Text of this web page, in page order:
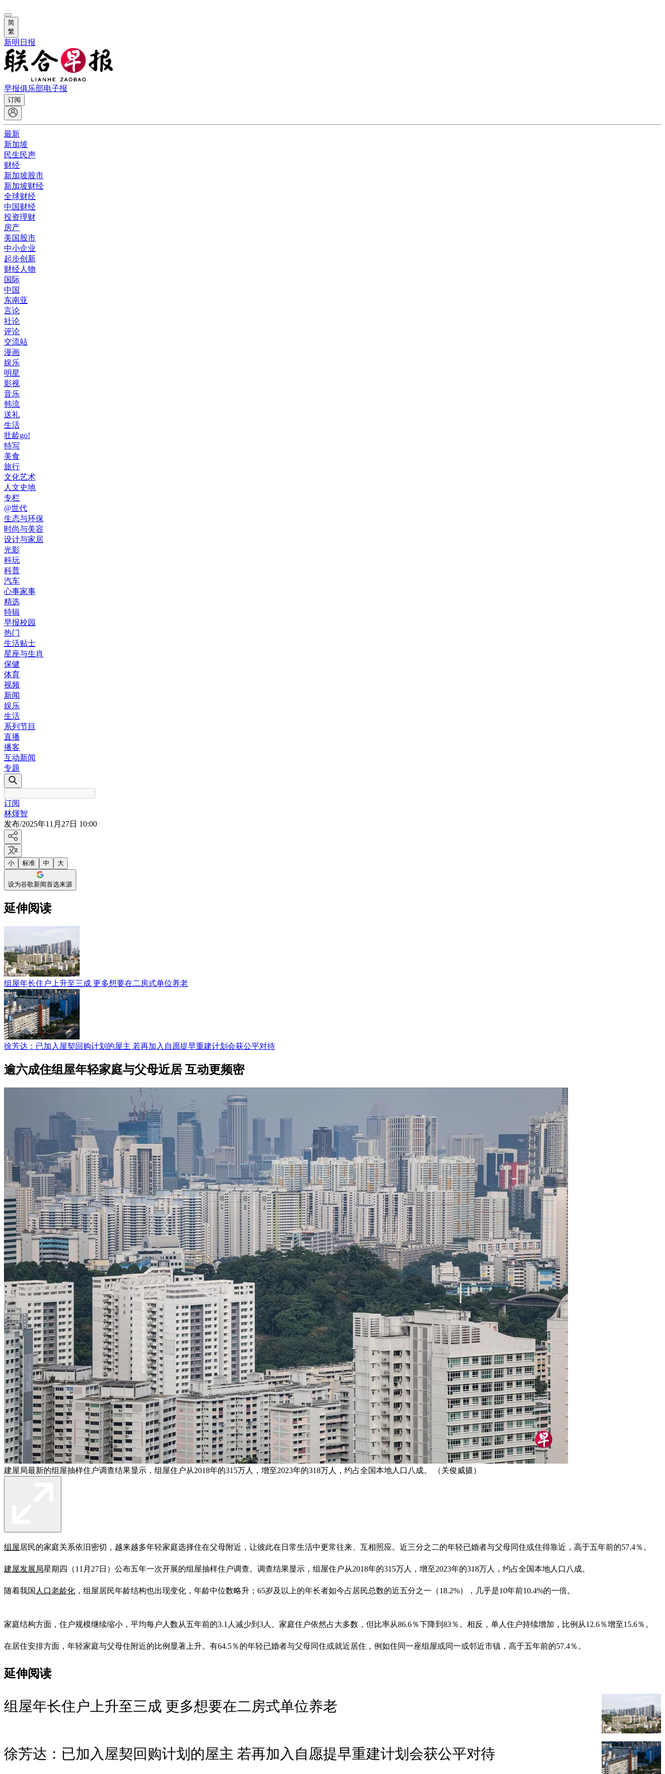
简
繁
新明日报
早报俱乐部电子报
订阅
最新
新加坡
民生民声
财经
新加坡股市
新加坡财经
全球财经
中国财经
投资理财
房产
美国股市
中小企业
起步创新
财经人物
国际
中国
东南亚
言论
社论
评论
交流站
漫画
娱乐
明星
影视
音乐
韩流
送礼
生活
壮龄go!
特写
美食
旅行
文化艺术
人文史地
专栏
@世代
生态与环保
时尚与美容
设计与家居
光影
科玩
科普
汽车
心事家事
精选
特辑
早报校园
热门
生活贴士
星座与生肖
保健
体育
视频
新闻
娱乐
生活
系列节目
直播
播客
互动新闻
专题
订阅
林煇智
发布/2025年11月27日 10:00
小 标准 中 大
设为谷歌新闻首选来源
延伸阅读
组屋年长住户上升至三成 更多想要在二房式单位养老
徐芳达：已加入屋契回购计划的屋主 若再加入自愿提早重建计划会获公平对待
逾六成住组屋年轻家庭与父母近居 互动更频密
建屋局最新的组屋抽样住户调查结果显示，组屋住户从2018年的315万人，增至2023年的318万人，约占全国本地人口八成。 （关俊威摄）
组屋居民的家庭关系依旧密切，越来越多年轻家庭选择住在父母附近，让彼此在日常生活中更常往来、互相照应。近三分之二的年轻已婚者与父母同住或住得靠近，高于五年前的57.4％。
建屋发展局星期四（11月27日）公布五年一次开展的组屋抽样住户调查。调查结果显示，组屋住户从2018年的315万人，增至2023年的318万人，约占全国本地人口八成。
随着我国 人口老龄化 ，组屋居民年龄结构也出现变化，年龄中位数略升；65岁及以上的年长者如今占居民总数的近五分之一（18.2%），几乎是10年前10.4%的一倍。
家庭结构方面，住户规模继续缩小，平均每户人数从五年前的3.1人减少到3人。家庭住户依然占大多数，但比率从86.6％下降到83％。相反，单人住户持续增加，比例从12.6％增至15.6％。
在居住安排方面，年轻家庭与父母住附近的比例显著上升。有64.5％的年轻已婚者与父母同住或就近居住，例如住同一座组屋或同一或邻近市镇，高于五年前的57.4％。
延伸阅读
组屋年长住户上升至三成 更多想要在二房式单位养老
徐芳达：已加入屋契回购计划的屋主 若再加入自愿提早重建计划会获公平对待